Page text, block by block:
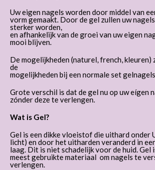
Uw eigen nagels worden door middel van
vorm gemaakt. Door de gel zullen uw
sterker worden,
en afhankelijk van de groei van uw eigen
mooi blijven.
De mogelijkheden (naturel, french, kleuren)
de
mogelijkheden bij een normale set
Grote verschil is dat de gel nu op uw eígen
zónder deze te verlengen.
Wat is Gel?
Gel is een dikke vloeistof die uithard onder
licht) en door het uitharden veranderd in
laag. Dit is niet schadelijk voor de huid. Gel
meest gebruikte materiaal om nagels te
verlengen.